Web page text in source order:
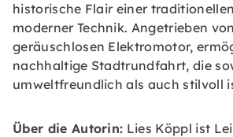
historische Flair einer
moderner Technik. Angetrieben
geräuschlosen Elektromotor,
nachhaltige Stadtrundfahrt, die
umweltfreundlich als auch stilvoll
Über die Autorin: Lies Köppl ist